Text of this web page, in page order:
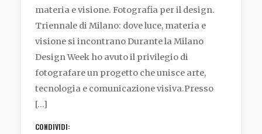
materia e visione. Fotografia per il design.
Triennale di Milano: dove luce, materia e
visione si incontrano Durante la Milano
Design Week ho avuto il privilegio di
fotografare un progetto che unisce arte,
tecnologia e comunicazione visiva.Presso
[…]
CONDIVIDI: